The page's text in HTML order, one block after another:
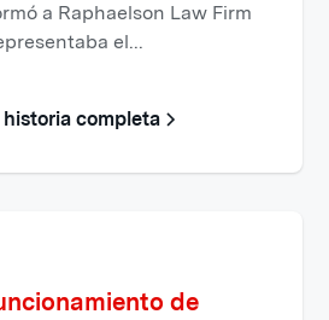
a Raphaelson Law Firm
el...
historia completa
de